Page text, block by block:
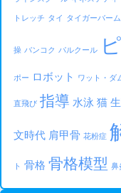
トレッチ タイ タイガーバーム
操 バンコク パルクール
ポー ロボット ワット・ダ
直飛び 指導 水泳 猫
文時代 肩甲骨 花粉症
ト 骨格 骨格模型 鼻